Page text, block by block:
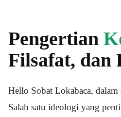
Pengertian
Filsafat, dan
Hello Sobat Lokabaca,
Salah satu ideologi yang